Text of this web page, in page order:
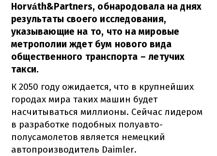
Horváth&Partners, обнародовала на днях
результаты своего исследования,
указывающие на то, что на мировые
метрополии ждет бум нового вида
общественного транспорта – летучих
такси.
К 2050 году ожидается, что в крупнейших
городах мира таких машин будет
насчитываться миллионы. Сейчас лидером
в разработке подобных полуавто-
полусамолетов является немецкий
автопроизводитель Daimler.